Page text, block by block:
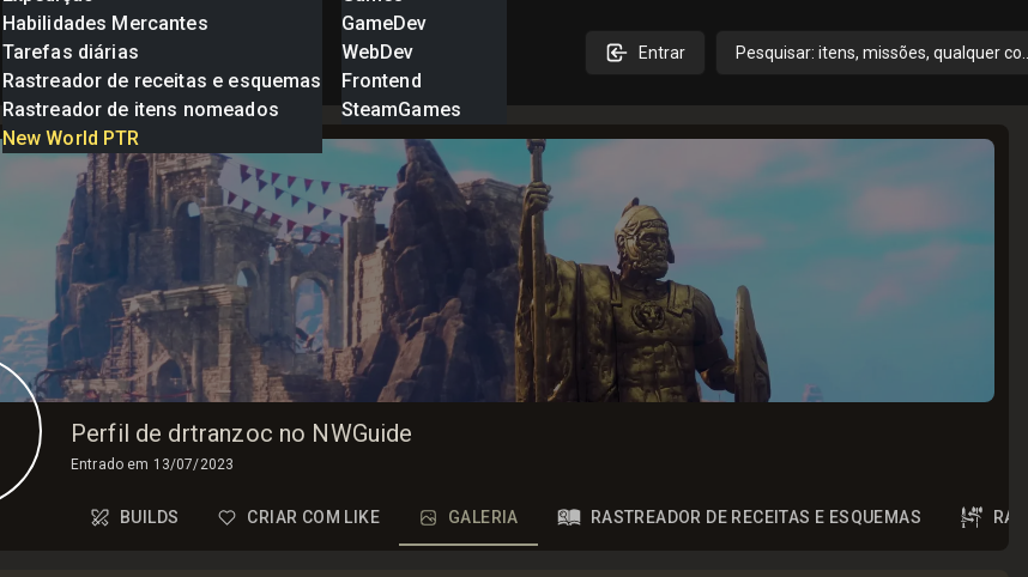
Habilidades Mercantes
Tarefas diárias
Rastreador de receitas e esquemas
Rastreador de itens nomeados
New World PTR
GameDev
WebDev
Frontend
SteamGames
Entrar Pesquisar: itens, missões, qualquer
Perfil de drtranzoc no NWGuide
Entrado em 13/07/2023
BUILDS CRIAR COM LIKE GALERIA RASTREADOR DE RECEITAS E ESQUEMAS